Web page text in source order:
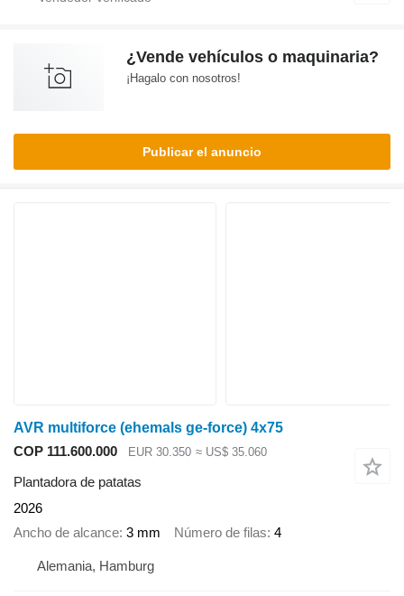
¿Vende vehículos o maquinaria?
¡Hagalo con nosotros!
Publicar el anuncio
AVR multiforce (ehemals ge-force) 4x75
COP 111.600.000
EUR 30.350 ≈ US$ 35.060
Plantadora de patatas
2026
Ancho de alcance 3 mm Número de filas 4
Alemania, Hamburg